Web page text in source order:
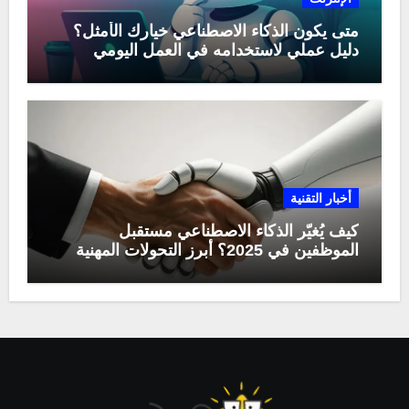
متى يكون الذكاء الاصطناعي خيارك الأمثل؟
دليل عملي لاستخدامه في العمل اليومي
أخبار التقنية
كيف يُغيّر الذكاء الاصطناعي مستقبل
الموظفين في 2025؟ أبرز التحولات المهنية